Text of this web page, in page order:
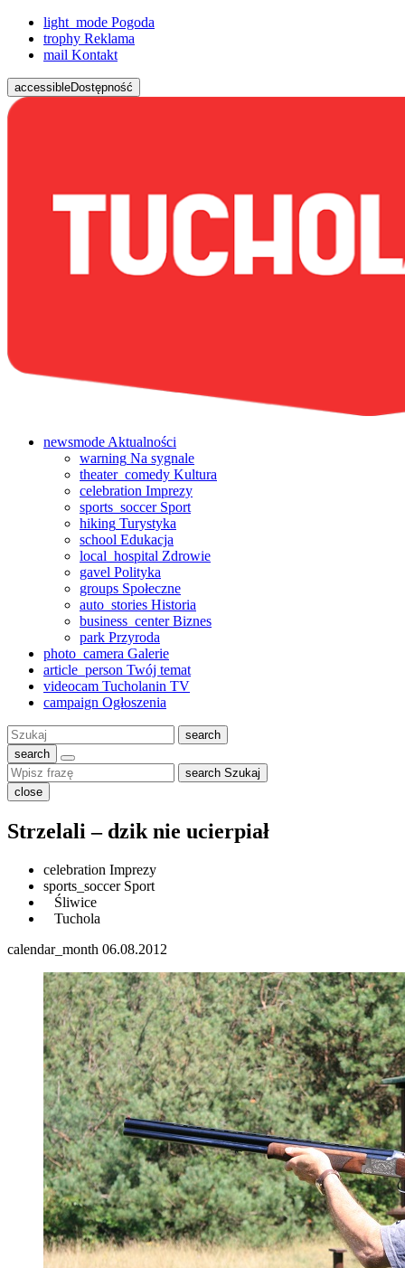
light_mode Pogoda
trophy Reklama
mail Kontakt
accessibleDostępność
newsmode Aktualności
warning Na sygnale
theater_comedy Kultura
celebration Imprezy
sports_soccerSport
hiking Turystyka
school Edukacja
local_hospital Zdrowie
gavel Polityka
groups Społeczne
auto_stories Historia
business_centerBiznes
park Przyroda
photo_camera Galerie
article_person Twój temat
videocam Tucholanin TV
campaign Ogłoszenia
Szukaj:
search
search
search Szukaj
close
Strzelali – dzik nie ucierpiał
celebration Imprezy
sports_soccerSport
Śliwice
Tuchola
calendar_month 06.08.2012